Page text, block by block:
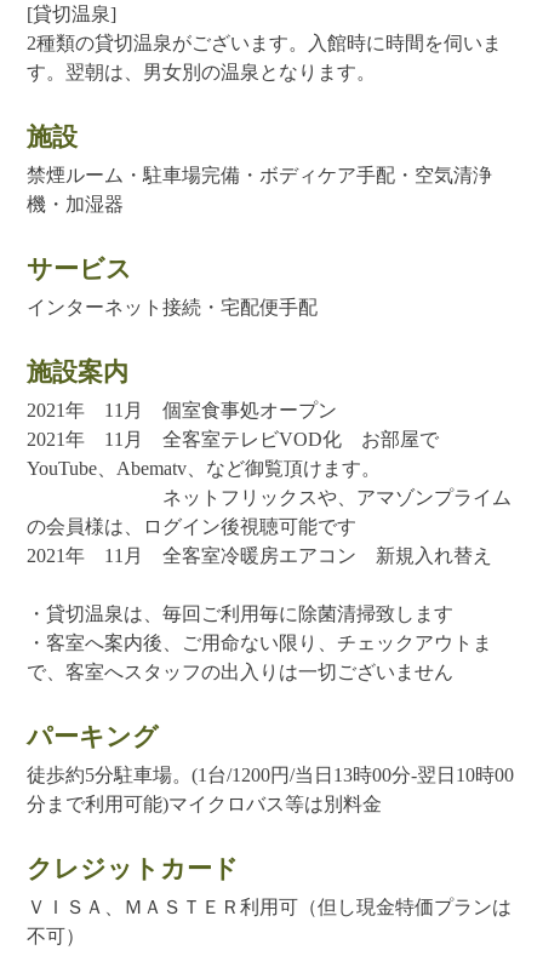
[貸切温泉]
2種類の貸切温泉がございます。入館時に時間を伺いま
す。翌朝は、男女別の温泉となります。
施設
禁煙ルーム・駐車場完備・ボディケア手配・空気清浄
機・加湿器
サービス
インターネット接続・宅配便手配
施設案内
2021年 11月 個室食事処オープン
2021年 11月 全客室テレビVOD化 お部屋で
YouTube、Abematv、など御覧頂けます。
ネットフリックスや、アマゾンプライム
の会員様は、ログイン後視聴可能です
2021年 11月 全客室冷暖房エアコン 新規入れ替え
・貸切温泉は、毎回ご利用毎に除菌清掃致します
・客室へ案内後、ご用命ない限り、チェックアウトま
で、客室へスタッフの出入りは一切ございません
パーキング
徒歩約5分駐車場。(1台/1200円/当日13時00分-翌日10時00
分まで利用可能)マイクロバス等は別料金
クレジットカード
ＶＩＳＡ、ＭＡＳＴＥＲ利用可（但し現金特価プランは
不可）